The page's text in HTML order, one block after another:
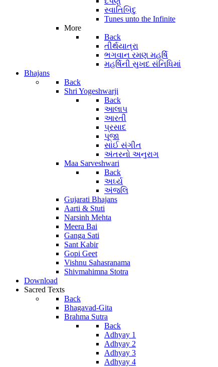
સ્વાતિબિંદુ
Tunes unto the Infinite
More
Back
તીર્થયાત્રા
ભગવાન રમણ મહર્ષિ
મહર્ષિની સુખદ સંનિધિમાં
Bhajans
Back
Shri Yogeshwarji
Back
આલાપ
આરતી
પ્રસાદ
પૂજા
સાંઈ સંગીત
અંતરનો અનુરાગ
Maa Sarveshwari
Back
અર્ઘ્ય
અંજલિ
Gujarati Bhajans
Aarti & Stuti
Narsinh Mehta
Meera Bai
Ganga Sati
Sant Kabir
Gopi Geet
Vishnu Sahasranama
Shivmahimna Stotra
Download
Sacred Texts
Back
Bhagavad-Gita
Brahma Sutra
Back
Adhyay 1
Adhyay 2
Adhyay 3
Adhyay 4